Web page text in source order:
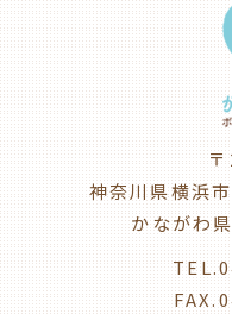
神奈川県横浜
かながわ